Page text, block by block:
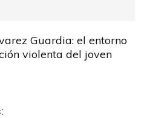
Guardia: el entorno
violenta del joven